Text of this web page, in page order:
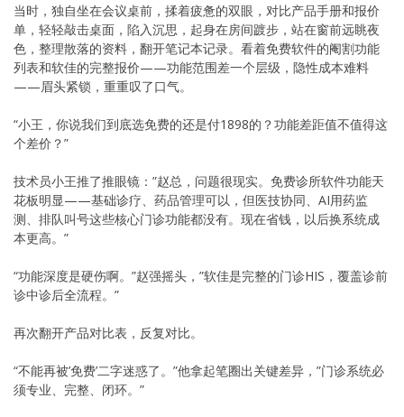
当时，独自坐在会议桌前，揉着疲惫的双眼，对比产品手册和报价
单，轻轻敲击桌面，陷入沉思，起身在房间踱步，站在窗前远眺夜
色，整理散落的资料，翻开笔记本记录。看着免费软件的阉割功能
列表和软佳的完整报价——功能范围差一个层级，隐性成本难料
——眉头紧锁，重重叹了口气。
“小王，你说我们到底选免费的还是付1898的？功能差距值不值得这
个差价？”
技术员小王推了推眼镜：”赵总，问题很现实。免费诊所软件功能天
花板明显——基础诊疗、药品管理可以，但医技协同、AI用药监
测、排队叫号这些核心门诊功能都没有。现在省钱，以后换系统成
本更高。”
“功能深度是硬伤啊。”赵强摇头，”软佳是完整的门诊HIS，覆盖诊前
诊中诊后全流程。”
再次翻开产品对比表，反复对比。
“不能再被’免费’二字迷惑了。”他拿起笔圈出关键差异，”门诊系统必
须专业、完整、闭环。”